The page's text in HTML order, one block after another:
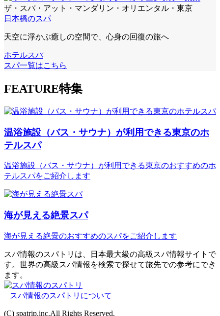
ザ・スパ・アット・マンダリン・オリエンタル・東京
日本橋のスパ
天空に浮かぶ癒しの空間で、心身の回復の旅へ
ホテルスパ
スパ一覧はこちら
FEATURE特集
温浴施設（バス・サウナ）が利用できる東京のホ
テルスパ
温浴施設（バス・サウナ）が利用できる東京のおすすめのホ
テルスパをご紹介します
海が見える絶景スパ
海が見える絶景のおすすめのスパをご紹介します
スパ情報のスパトリは、日本最大級の高級スパ情報サイトで
す。世界の高級スパ情報を検索で探せて旅先での参考にでき
ます。
スパ情報のスパトリについて
(C) spatrip.inc.All Rights Reserved.